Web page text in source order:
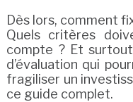
Dès lors, comment
Quels critères
compte ? Et
d’évaluation qui
fragiliser un
ce guide complet.